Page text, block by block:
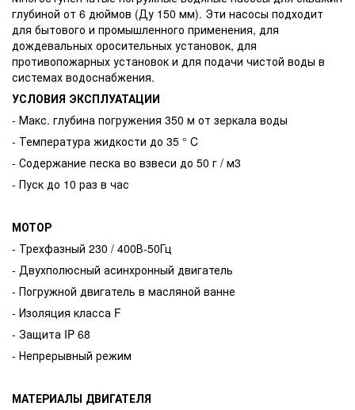
глубиной от 6 дюймов (Ду 150 мм). Эти насосы подходит
для бытового и промышленного применения, для
дождевальных оросительных установок, для
противопожарных установок и для подачи чистой воды в
системах водоснабжения.
УСЛОВИЯ ЭКСПЛУАТАЦИИ
- Макс. глубина погружения 350 м от зеркала воды
- Температура жидкости до 35 ° C
- Содержание песка во взвеси до 50 г / м3
- Пуск до 10 раз в час
МОТОР
- Трехфазный 230 / 400В-50Гц
- Двухполюсный асинхронный двигатель
- Погружной двигатель в масляной ванне
- Изоляция класса F
- Защита IP 68
- Непрерывный режим
МАТЕРИАЛЫ ДВИГАТЕЛЯ